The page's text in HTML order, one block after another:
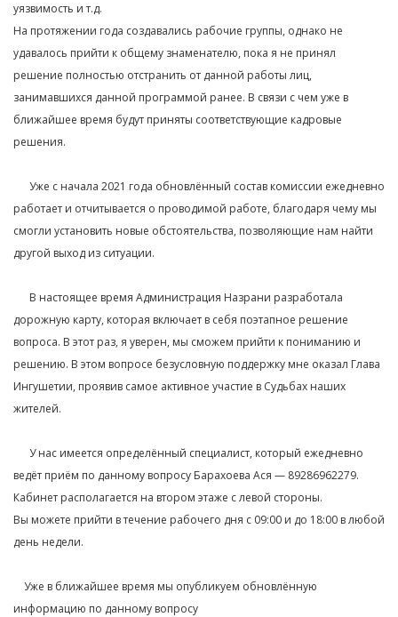
уязвимость и т.д.⁣⁣⠀
На протяжении года создавались рабочие группы, однако не
удавалось прийти к общему знаменателю, пока я не принял
решение полностью отстранить от данной работы лиц,
занимавшихся данной программой ранее. В связи с чем уже в
ближайшее время будут приняты соответствующие кадровые
решения.⁣⁣⠀
⠀⠀Уже с начала 2021 года обновлённый состав комиссии ежедневно
работает и отчитывается о проводимой работе, благодаря чему мы
смогли установить новые обстоятельства, позволяющие нам найти
другой выход из ситуации.⁣⁣⠀
⠀⠀В настоящее время Администрация Назрани разработала
дорожную карту, которая включает в себя поэтапное решение
вопроса. В этот раз, я уверен, мы сможем прийти к пониманию и
решению. В этом вопросе безусловную поддержку мне оказал Глава
Ингушетии, проявив самое активное участие в Судьбах наших
жителей.⁣⁣⠀
⠀⠀У нас имеется определённый специалист, который ежедневно
ведёт приём по данному вопросу Барахоева Ася — 89286962279.
Кабинет располагается на втором этаже с левой стороны.⁣⁣⠀
Вы можете прийти в течение рабочего дня с 09:00 и до 18:00 в любой
день недели.⁣⁣⠀
⠀ Уже в ближайшее время мы опубликуем обновлённую
информацию по данному вопросу